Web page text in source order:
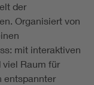
der
Organisiert von
mit interaktiven
Raum für
entspannter